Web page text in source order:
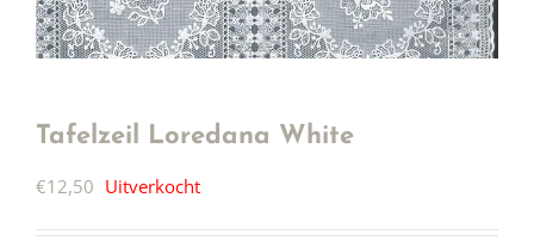
Tafelzeil Loredana White
€12,50 Uitverkocht